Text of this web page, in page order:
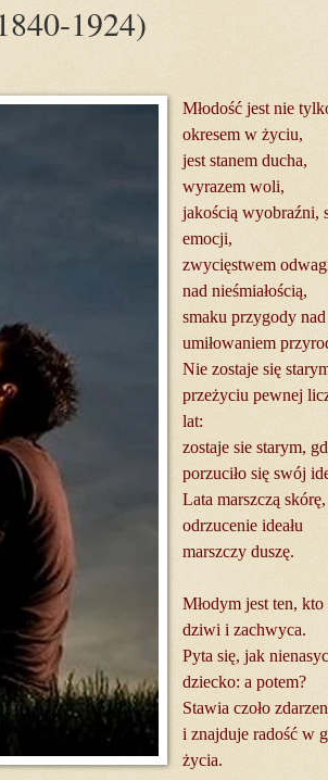
1924)
Młodość jest nie
okresem w życiu,
jest stanem ducha,
wyrazem woli,
jakością wyobraźni,
emocji,
zwycięstwem
nad nieśmiałością,
smaku przygody nad
umiłowaniem
Nie zostaje się
przeżyciu pewnej
lat:
zostaje sie starym,
porzuciło się swój
Lata marszczą skórę,
odrzucenie ideału
marszczy duszę.
Młodym jest ten, kto
dziwi i zachwyca.
Pyta się, jak
dziecko: a potem?
Stawia czoło
i znajduje radość w
życia.